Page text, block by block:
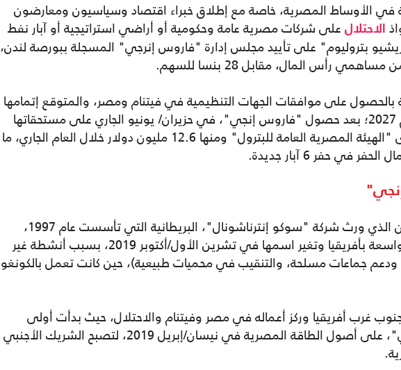
في الأوساط المصرية، خاصة مع إطلاق خبراء اقتصاد وسياسيون ومعارضون
الاحتلال على شركات مصرية عامة وحكومية أو أراضي استراتيجية أو آبار نفط
بتروليوم" على تأييد مجلس إدارة "فاروس إنرجي" المسجلة ببورصة لندن،
على موافقات الجهات التنظيمية في فيتنام ومصر، والمتوقع إتمامها
في النصف الأول من عام 2027؛ بعد حصول "فاروس إنجي"، في حزيران/ يونيو الجاري على مستحقاتها
المتأخرة منذ 7 سنوات لدى "الهيئة المصرية العامة للبترول" ومنها 12.6 مليون دولار خلال العام الجاري، ما
في حفر 6 آبار جديدة.
"فاروس إنجي" هي الكيان الذي ورث شركة "سوكو إنترناشونال"، البريطانية التي تأسست عام 1997،
وكانت تمتلك استثمارات واسعة بأفريقيا وتغير اسمها في تشرين الأول/أكتوبر 2019، بسبب أنشطة غير
ودعم جماعات مسلحة، والتنقيب في محميات طبيعية)، حين كانت تعمل بالكونغو
غرب أفريقيا وركز أعماله في مصر وفيتنام والاحتلال، حيث بدأت أولى
استحواذات "فاروس إنجي"، على أصول الطاقة المصرية في نيسان/إبريل 2019، لتصبح الشريك الأجنبي